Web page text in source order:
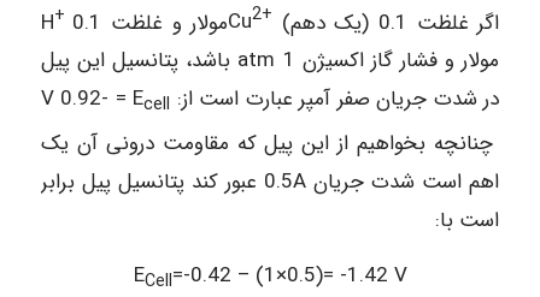
اگر غلظت 0.1 (یک دهم) Cu2+ مولار و غلظت H + 0.1
مولار و فشار گاز اکسیژن atm 1 باشد، پتانسیل این پیل
در شدت جریان صفر آمپر عبارت است از: V 0.92- = E cell
چنانچه بخواهیم از این پیل که مقاومت درونی آن یک
اهم است شدت جریان 0.5A عبور کند پتانسیل پیل برابر
است با:
ECell=-0.42 – (1×0.5)= -1.42 V